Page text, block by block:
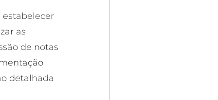
as
de notas
detalhada